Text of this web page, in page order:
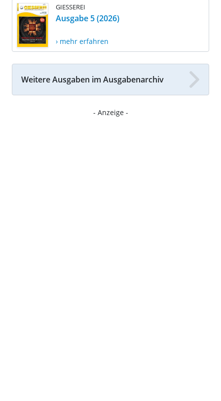
GIESSEREI
Ausgabe 5 (2026)
› mehr erfahren
Weitere Ausgaben im Ausgabenarchiv
- Anzeige -